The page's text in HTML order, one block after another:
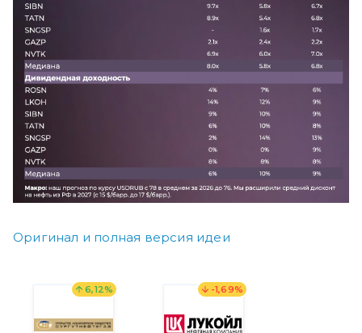
Оригинал и полная версия идеи
6,12% -1,69%